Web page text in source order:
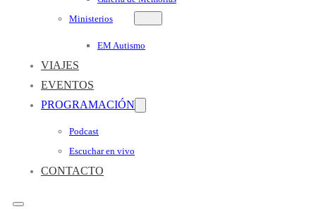
Ministerios
EM Autismo
VIAJES
EVENTOS
PROGRAMACIÓN
Podcast
Escuchar en vivo
CONTACTO